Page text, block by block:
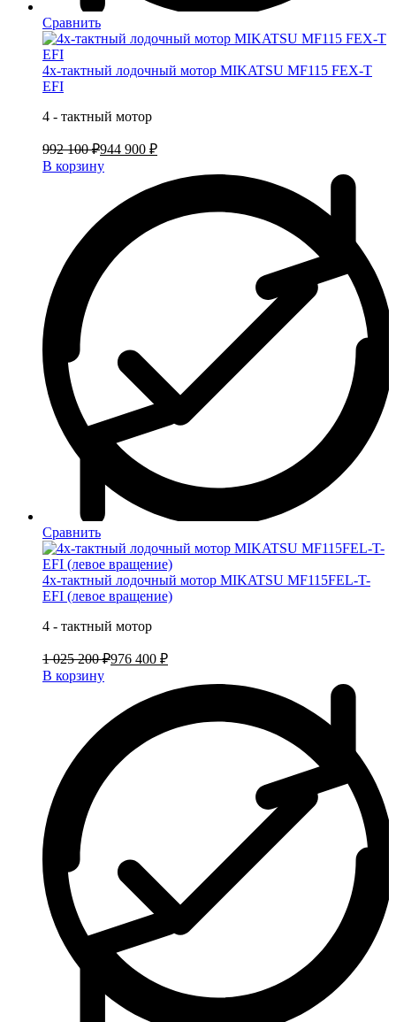
Сравнить
4х-тактный лодочный мотор MIKATSU MF115 FEX-T
EFI
4 - тактный мотор
992 100 ₽944 900 ₽
В корзину
Сравнить
4х-тактный лодочный мотор MIKATSU MF115FEL-T-
EFI (левое вращение)
4 - тактный мотор
1 025 200 ₽976 400 ₽
В корзину